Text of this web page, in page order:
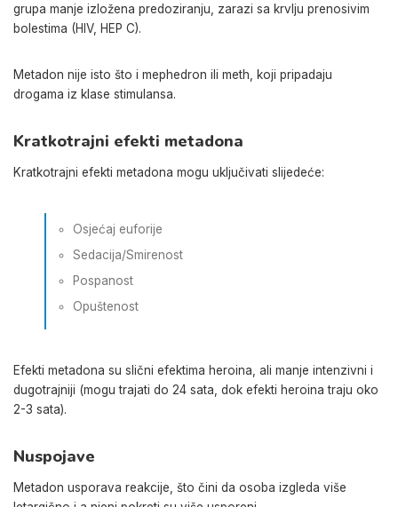
grupa manje izložena predoziranju, zarazi sa krvlju prenosivim
bolestima (HIV, HEP C).
Metadon nije isto što i mephedron ili meth, koji pripadaju
drogama iz klase stimulansa.
Kratkotrajni efekti metadona
Kratkotrajni efekti metadona mogu uključivati ​​slijedeće:
Osjećaj euforije
Sedacija/Smirenost
Pospanost
Opuštenost
Efekti metadona su slični efektima heroina, ali manje intenzivni i
dugotrajniji (mogu trajati do 24 sata, dok efekti heroina traju oko
2-3 sata).
Nuspojave
Metadon usporava reakcije, što čini da osoba izgleda više